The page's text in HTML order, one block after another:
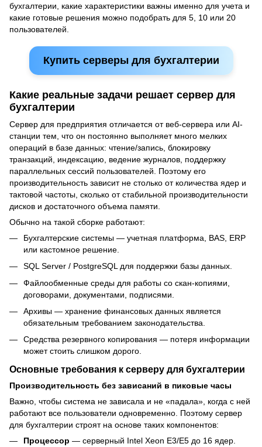
бухгалтерии, какие характеристики важны именно для учета и
какие готовые решения можно подобрать для 5, 10 или 20
пользователей.
Купить серверы для бухгалтерии
Какие реальные задачи решает сервер для
бухгалтерии
Сервер для предприятия отличается от веб-сервера или AI-
станции тем, что он постоянно выполняет много мелких
операций в базе данных: чтение/запись, блокировку
транзакций, индексацию, ведение журналов, поддержку
параллельных сессий пользователей. Поэтому его
производительность зависит не столько от количества ядер и
тактовой частоты, сколько от стабильной производительности
дисков и достаточного объема памяти.
Обычно на такой сборке работают:
Бухгалтерские системы — учетная платформа, BAS, ERP
или кастомное решение.
SQL Server / PostgreSQL для поддержки базы данных.
Файлообменные среды для работы со скан-копиями,
договорами, документами, подписями.
Архивы — хранение финансовых данных является
обязательным требованием законодательства.
Средства резервного копирования — потеря информации
может стоить слишком дорого.
Основные требования к серверу для бухгалтерии
Производительность без зависаний в пиковые часы
Важно, чтобы система не зависала и не «падала», когда с ней
работают все пользователи одновременно. Поэтому сервер
для бухгалтерии строят на основе таких компонентов:
Процессор — серверный Intel Xeon E3/E5 до 16 ядер.